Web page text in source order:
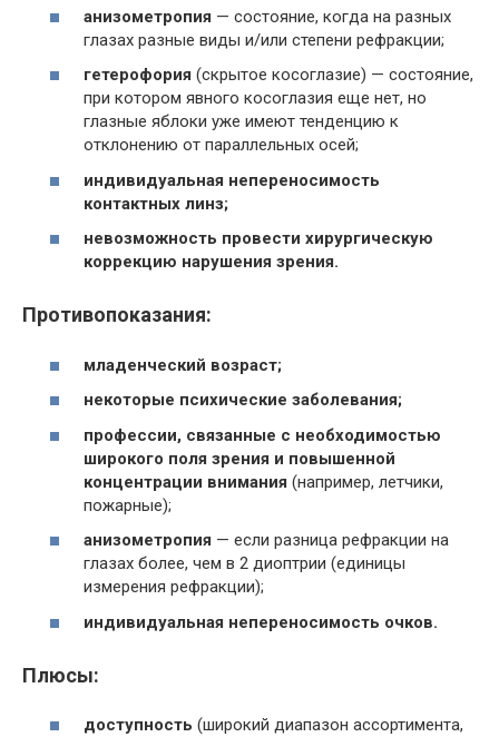
анизометропия — состояние, когда на разных
глазах разные виды и/или степени рефракции;
гетерофория (скрытое косоглазие) — состояние,
при котором явного косоглазия еще нет, но
глазные яблоки уже имеют тенденцию к
отклонению от параллельных осей;
индивидуальная непереносимость
контактных линз;
невозможность провести хирургическую
коррекцию нарушения зрения.
Противопоказания:
младенческий возраст;
некоторые психические заболевания;
профессии, связанные с необходимостью
широкого поля зрения и повышенной
концентрации внимания (например, летчики,
пожарные);
анизометропия — если разница рефракции на
глазах более, чем в 2 диоптрии (единицы
измерения рефракции);
индивидуальная непереносимость очков.
Плюсы:
доступность (широкий диапазон ассортимента,